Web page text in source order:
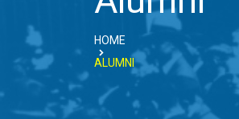
HOME
ALUMNI